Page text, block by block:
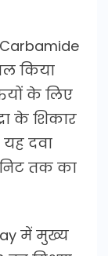
किया
के लिए
के शिकार
यह दवा
तक का
में मुख्य